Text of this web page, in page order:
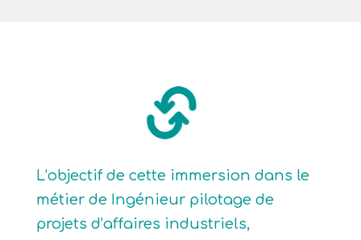
L’objectif de cette immersion dans le
métier de Ingénieur pilotage de
projets d’affaires industriels,